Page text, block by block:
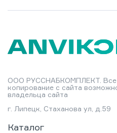
ООО РУССНАБКОМПЛЕКТ. Все
копирование с сайта
владельца сайта
г. Липецк, Стаханова ул, д.59
Каталог